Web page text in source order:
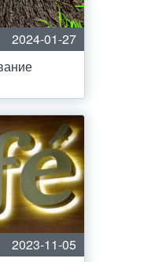
2024-01-27
2023-11-05